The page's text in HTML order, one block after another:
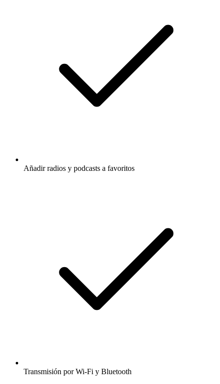
Añadir radios y podcasts a favoritos
Transmisión por Wi-Fi y Bluetooth